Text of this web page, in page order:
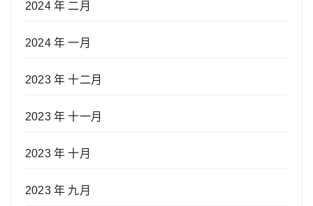
2024 年 二月
2024 年 一月
2023 年 十二月
2023 年 十一月
2023 年 十月
2023 年 九月